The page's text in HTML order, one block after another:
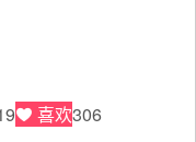
喜欢306